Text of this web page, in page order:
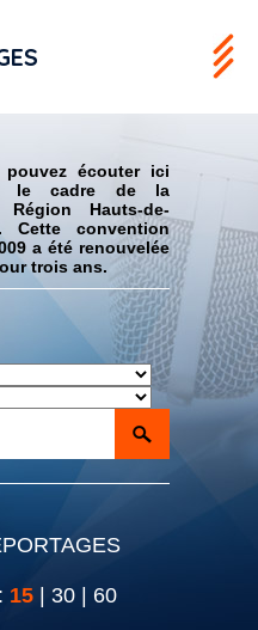
écouter ici
le cadre de la
Hauts-de-
Cette convention
a été renouvelée
trois ans.
15| 30| 60